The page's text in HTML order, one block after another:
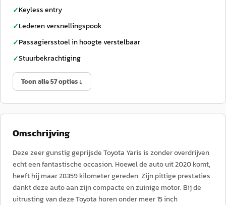
✓Keyless entry
✓Lederen versnellingspook
✓Passagiersstoel in hoogte verstelbaar
✓Stuurbekrachtiging
Toon alle 57 opties ↓
Omschrijving
Deze zeer gunstig geprijsde Toyota Yaris is zonder overdrijven
echt een fantastische occasion. Hoewel de auto uit 2020 komt,
heeft hij maar 28359 kilometer gereden. Zijn pittige prestaties
dankt deze auto aan zijn compacte en zuinige motor. Bij de
uitrusting van deze Toyota horen onder meer 15 inch